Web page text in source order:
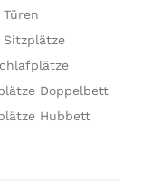
Türen
Sitzplätze
Doppelbett
Hubbett